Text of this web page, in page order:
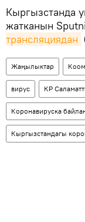
Кыргызстанда
жатканын
трансляциядан
Жаңылыктар Коом
вирус КР
Коронавируска
Кыргызстандагы